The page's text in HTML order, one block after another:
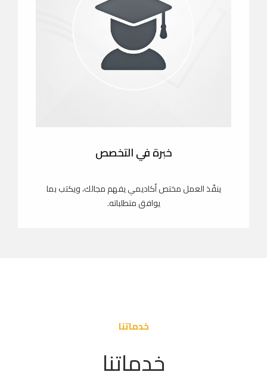
خبرة في التخصص
ينفّذ العمل مختص أكاديمي يفهم مجالك، ويكتب بما
يوافق متطلباته.
خدماتنا
خدماتنا